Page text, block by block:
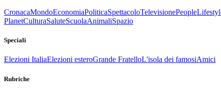
CronacaMondoEconomiaPoliticaSpettacoloTelevisionePeople
PlanetCulturaSaluteScuolaAnimaliSpazio
Speciali
Elezioni ItaliaElezioni esteroGrande FratelloL'isola dei famosiAmici
Rubriche